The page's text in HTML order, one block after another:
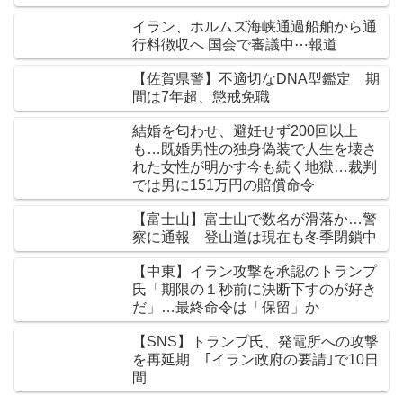
イラン、ホルムズ海峡通過船舶から通
行料徴収へ 国会で審議中⋯報道
【佐賀県警】不適切なDNA型鑑定 期
間は7年超、懲戒免職
結婚を匂わせ、避妊せず200回以上
も…既婚男性の独身偽装で人生を壊さ
れた女性が明かす今も続く地獄…裁判
では男に151万円の賠償命令
【富士山】富士山で数名が滑落か…警
察に通報 登山道は現在も冬季閉鎖中
【中東】イラン攻撃を承認のトランプ
氏「期限の１秒前に決断下すのが好き
だ」…最終命令は「保留」か
【SNS】トランプ氏、発電所への攻撃
を再延期 ｢イラン政府の要請｣で10日
間